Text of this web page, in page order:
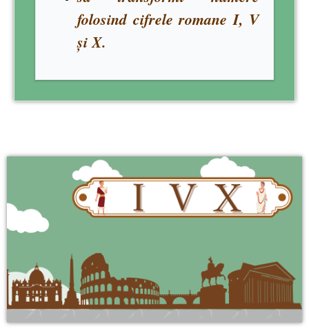
folosind cifrele romane I, V
și X.